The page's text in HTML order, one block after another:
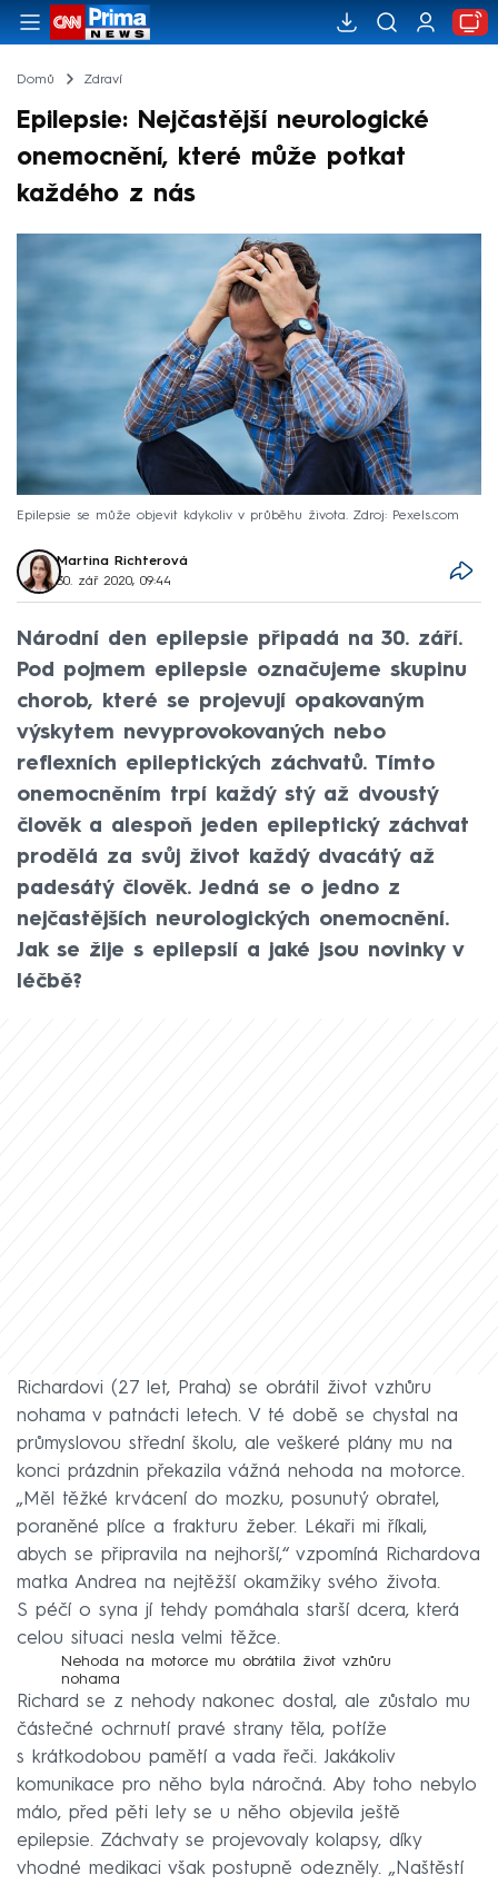
Domů Zdraví
Epilepsie: Nejčastější neurologické
onemocnění, které může potkat
každého z nás
Epilepsie se může objevit kdykoliv v průběhu života. Zdroj: Pexels.com
Martina Richterová
30. zář 2020, 09:44
Národní den epilepsie připadá na 30. září.
Pod pojmem epilepsie označujeme skupinu
chorob, které se projevují opakovaným
výskytem nevyprovokovaných nebo
reflexních epileptických záchvatů. Tímto
onemocněním trpí každý stý až dvoustý
člověk a alespoň jeden epileptický záchvat
prodělá za svůj život každý dvacátý až
padesátý člověk. Jedná se o jedno z
nejčastějších neurologických onemocnění.
Jak se žije s epilepsií a jaké jsou novinky v
léčbě?
Richardovi (27 let, Praha) se obrátil život vzhůru
nohama v patnácti letech. V té době se chystal na
průmyslovou střední školu, ale veškeré plány mu na
konci prázdnin překazila vážná nehoda na motorce.
„Měl těžké krvácení do mozku, posunutý obratel,
poraněné plíce a frakturu žeber. Lékaři mi říkali,
abych se připravila na nejhorší,“ vzpomíná Richardova
matka Andrea na nejtěžší okamžiky svého života.
S péčí o syna jí tehdy pomáhala starší dcera, která
celou situaci nesla velmi těžce.
Nehoda na motorce mu obrátila život vzhůru
nohama
Richard se z nehody nakonec dostal, ale zůstalo mu
částečné ochrnutí pravé strany těla, potíže
s krátkodobou pamětí a vada řeči. Jakákoliv
komunikace pro něho byla náročná. Aby toho nebylo
málo, před pěti lety se u něho objevila ještě
epilepsie. Záchvaty se projevovaly kolapsy, díky
vhodné medikaci však postupně odezněly. „Naštěstí